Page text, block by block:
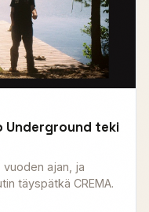
Underground teki
ajan, ja
täyspätkä CREMA.